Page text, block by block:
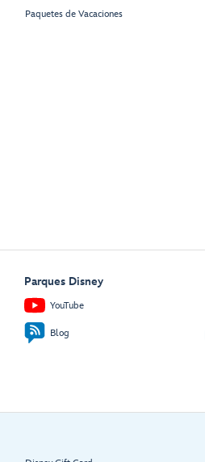
Paquetes de Vacaciones
Parques Disney
YouTube
Blog